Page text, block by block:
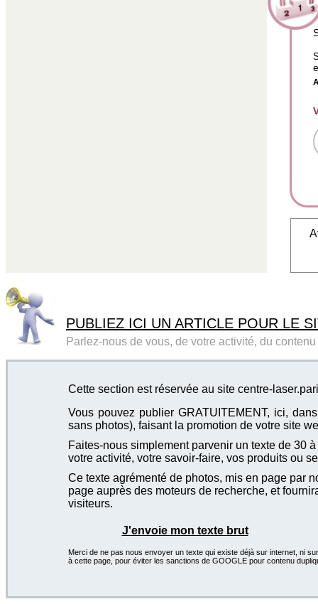
PUBLIEZ ICI UN ARTICLE POUR LE
Parlez-nous de vous, de votre activité, du
Cette section est réservée au site centre-
Vous pouvez publier GRATUITEMENT, ici,
sans photos), faisant la promotion de votre site
Faites-nous simplement parvenir un texte de 30
votre activité, votre savoir-faire, vos produits ou
Ce texte agrémenté de photos, mis en page par
page auprès des moteurs de recherche, et
visiteurs.
J'envoie mon texte brut
Merci de ne pas nous envoyer un texte qui existe déjà sur internet, ni
à cette page, pour éviter les sanctions de GOOGLE pour contenu